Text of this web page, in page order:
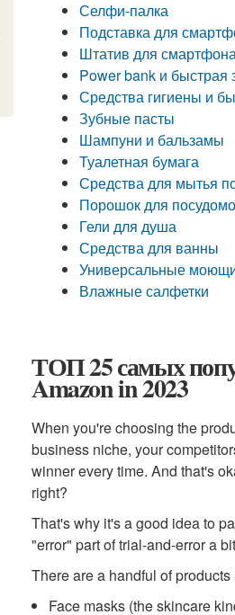
Селфи-палка
Подставка для
Штатив для
Power bank и быстрая
Средства гигиены и
Зубные пасты
Шампуни и бальзамы
Туалетная бумага
Средства для мытья
Порошок для
Гели для душа
Средства для ванны
Универсальные
Влажные салфетки
ТОП 25 самых
Amazon in 2023
When you're choosing the
business niche, your
winner every time. And that's
right?
That's why it's a good idea to
"error" part of trial-and-error a
There are a handful of
Face masks (the skincare